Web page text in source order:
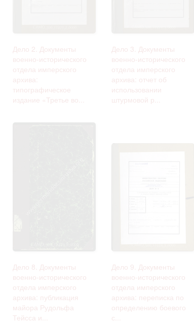
Дело 2. Документы
военно-исторического
отдела имперского
архива:
типографическое
издание «Третье во...
Дело 3. Документы
военно-исторического
отдела имперского
архива: отчет об
использовании
штурмовой р...
Дело 8. Документы
военно-исторического
отдела имперского
архива: публикация
майора Рудольфа
Тейсса и...
Дело 9. Документы
военно-исторического
отдела имперского
архива: переписка по
определению боевого
с...